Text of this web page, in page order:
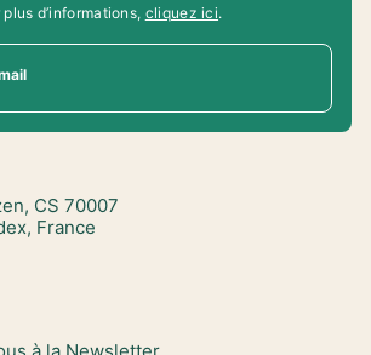
d’informations, cliquez ici.
CS 70007
France